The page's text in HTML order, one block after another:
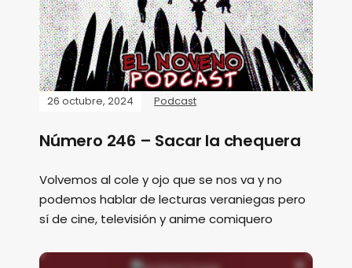
26 octubre, 2024 Podcast
Número 246 – Sacar la chequera
Volvemos al cole y ojo que se nos va y no
podemos hablar de lecturas veraniegas pero
sí de cine, televisión y anime comiquero